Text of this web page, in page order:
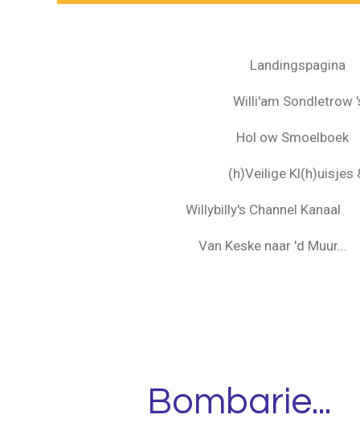
Landingspagina
Willi'am Sondletrow
Hol ow Smoelboek
(h)Veilige Kl(h)uisjes
Willybilly's Channel Kanaal
Van Keske naar 'd Muur...
Bombarie...